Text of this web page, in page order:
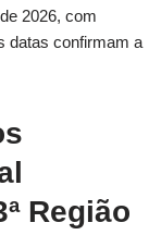
2026, com
datas confirmam a
Região